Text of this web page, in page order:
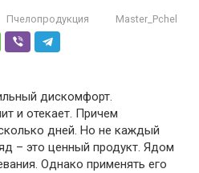
Пчелопродукция Master_Pchel
дискомфорт.
и отекает. Причем
дней. Но не каждый
– это ценный продукт. Ядом
Однако применять его